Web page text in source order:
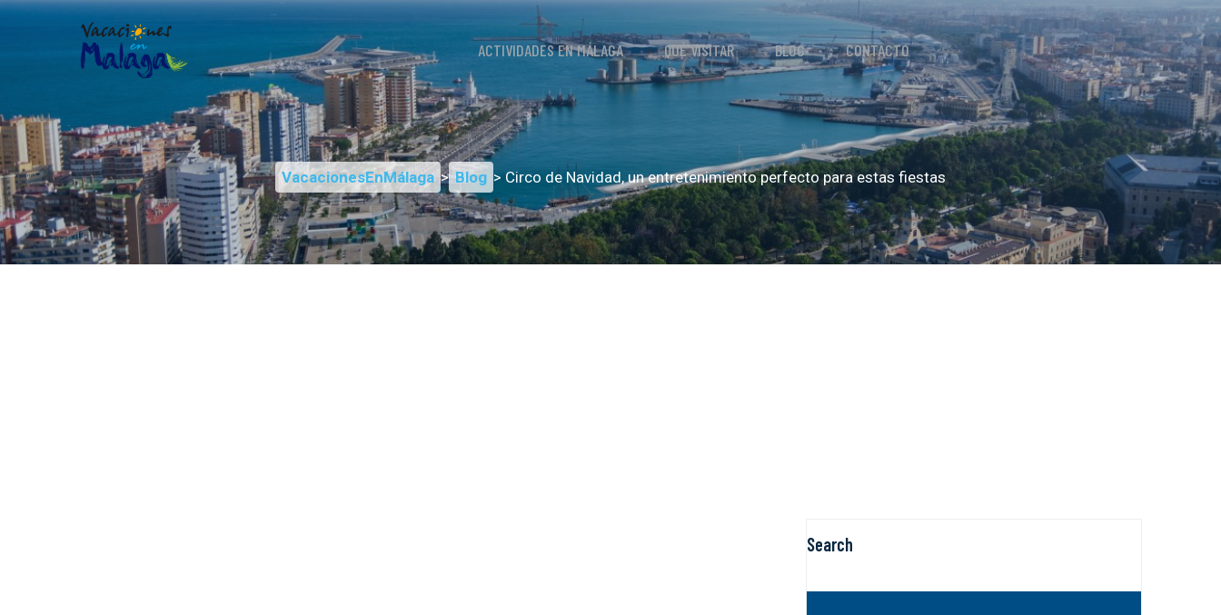
ACTIVIDADES EN MÁLAGA QUÉ VISITAR BLOG CONTACTO
VacacionesEnMálaga > Blog > Circo de Navidad, un entretenimiento perfecto para estas fiestas
Search